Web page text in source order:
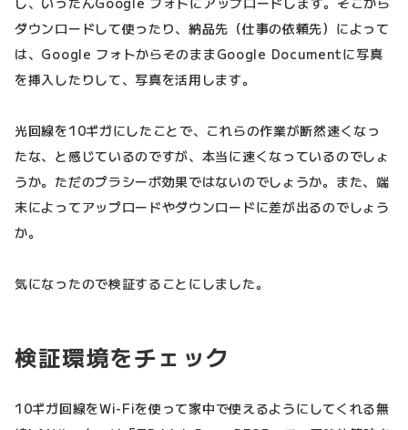
ダウンロードして使ったり、納品先（仕事の依頼先）によって
は、Google フォトからそのままGoogle Documentに写真
を挿入したりして、写真を活用します。
光回線を10ギガにしたことで、これらの作業が断然速くなっ
たな、と感じているのですが、本当に速くなっているのでしょ
うか。ただのプラシーボ効果ではないのでしょうか。また、端
末によってアップロードやダウンロードに差が出るのでしょう
か。
気になったので検証することにしました。
検証環境をチェック
10ギガ回線をWi-Fiを使って家中で使えるようにしてくれる無